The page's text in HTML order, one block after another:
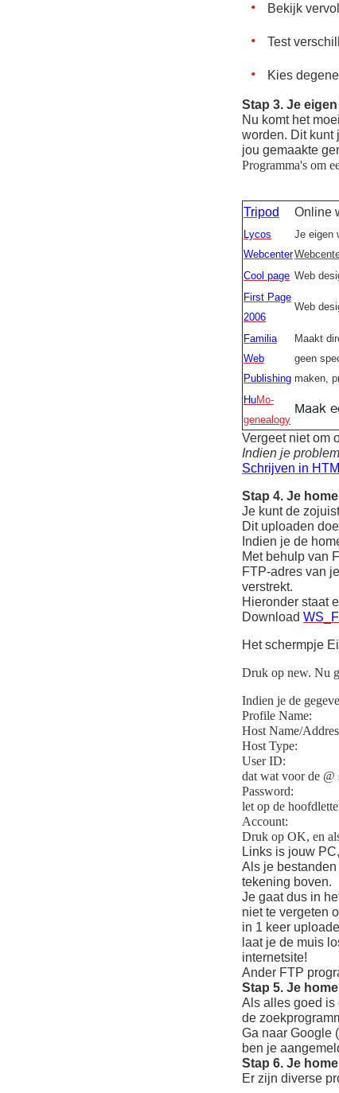
Bekijk
Test
Kies
Stap 3. Je
Nu komt het
worden. Dit kunt
jou gemaakte
Programma's om
Tripod Online
Lycos
Webcenter
Je eigen
Cool page Web
First Page
2006
Web
Familia
Web
Publishing
Maakt
geen
maken,
HuMo-
genealogy
Maak
Vergeet niet om
Indien je
Schrijven in
Stap 4. Je
Je kunt de
Dit uploaden
Indien je de
Met behulp van
FTP-adres van
verstrekt.
Hieronder staat
Download
Het schermpje
Druk op new. Nu
Indien je de
Profile Name:
Host Name/
Host Type:
User ID: Vul
dat wat voor de @
Password: Vul
let op de
Account:
Druk op OK, en
Links is jouw
Als je
tekening boven.
Je gaat dus in
niet te vergeten
in 1 keer
laat je de muis
internetsite!
Ander FTP
Stap 5. Je
Als alles goed is
de
Ga naar Google
ben je
Stap 6. Je
Er zijn diverse